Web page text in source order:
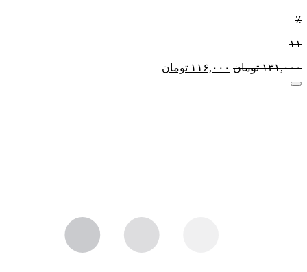
٪
۱۱
۱۳۱,۰۰۰ تومان ۱۱۶,۰۰۰ تومان